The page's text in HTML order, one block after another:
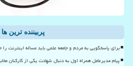
پربیننده ترین ها
برای پاسخگویی به مردم و جامعه علمی باید مساله اینترنت را
پیام مدیرعامل همراه اول به دنبال شهادت یکی از کارکنان